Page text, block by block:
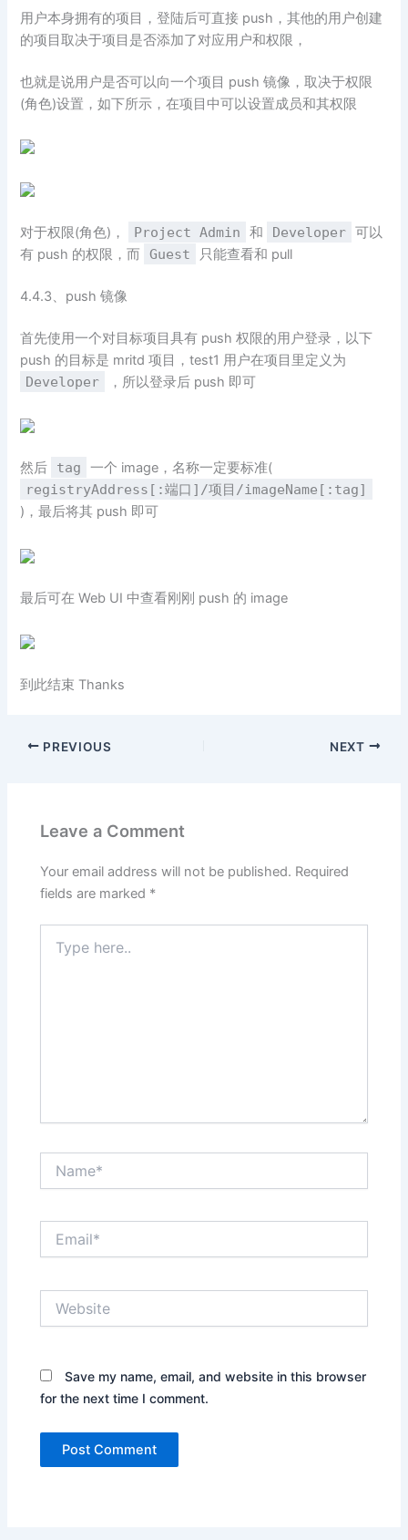
用户本身拥有的项目，登陆后可直接 push，其他的用户创建
的项目取决于项目是否添加了对应用户和权限，
也就是说用户是否可以向一个项目 push 镜像，取决于权限
(角色)设置，如下所示，在项目中可以设置成员和其权限
对于权限(角色)， Project Admin 和 Developer 可以
有 push 的权限，而
Guest 只能查看和 pull
4.4.3、push 镜像
首先使用一个对目标项目具有 push 权限的用户登录，以下
push 的目标是 mritd 项目，test1 用户在项目里定义为
Developer ，所以登录后 push 即可
然后 tag 一个 image，名称一定要标准(
registryAddress[:端口]/项目/imageName[:tag]
)，最后将其 push 即可
最后可在 Web UI 中查看刚刚 push 的 image
到此结束 Thanks
PREVIOUS NEXT
Leave a Comment
Your email address will not be published. Required
fields are marked *
here..
Save my name, email, and website in this browser
for the next time I comment.